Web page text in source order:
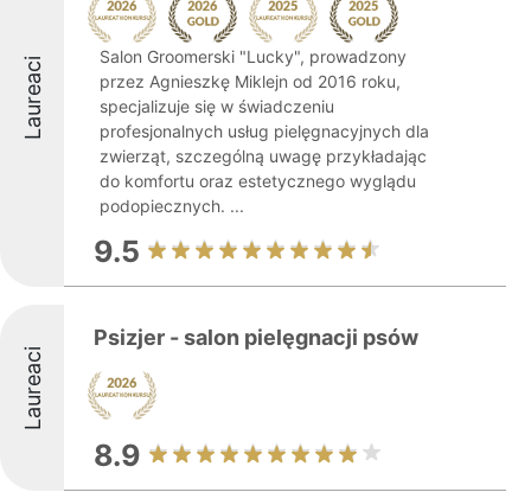
Laureaci
Salon Groomerski "Lucky", prowadzony
przez Agnieszkę Miklejn od 2016 roku,
specjalizuje się w świadczeniu
profesjonalnych usług pielęgnacyjnych dla
zwierząt, szczególną uwagę przykładając
do komfortu oraz estetycznego wyglądu
podopiecznych. ...
9.5
Laureaci
Psizjer - salon pielęgnacji psów
8.9